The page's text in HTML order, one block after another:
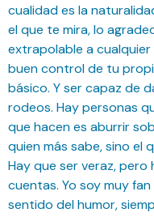
cualidad es la
el que te mira, lo
extrapolable a
buen control de tu
básico. Y ser capaz de
rodeos. Hay personas
que hacen es aburrir
quien más sabe, sino el
Hay que ser veraz,
cuentas. Yo soy muy
sentido del humor,